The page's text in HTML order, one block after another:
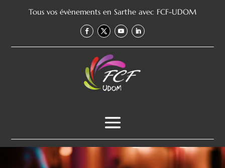
Tous vos évènements en Sarthe avec FCF-UDOM